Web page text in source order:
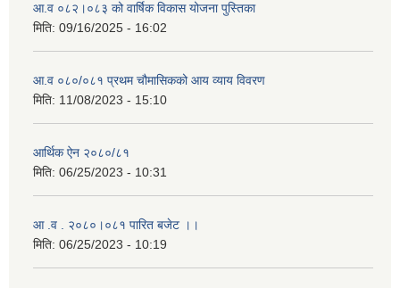
आ.व ०८२।०८३ को वार्षिक विकास योजना पुस्तिका
मिति: 09/16/2025 - 16:02
आ.व ०८०/०८१ प्रथम चौमासिकको आय व्याय विवरण
मिति: 11/08/2023 - 15:10
आर्थिक ऐन २०८०/८१
मिति: 06/25/2023 - 10:31
आ .व . २०८०।०८१ पारित बजेट ।।
मिति: 06/25/2023 - 10:19